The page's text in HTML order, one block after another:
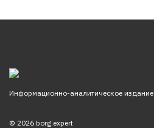
Информационно-аналитическое издание
© 2026 borg.expert